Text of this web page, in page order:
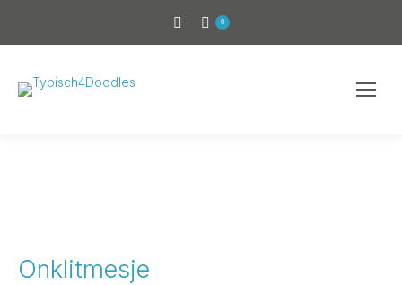
0
Onklitmesje